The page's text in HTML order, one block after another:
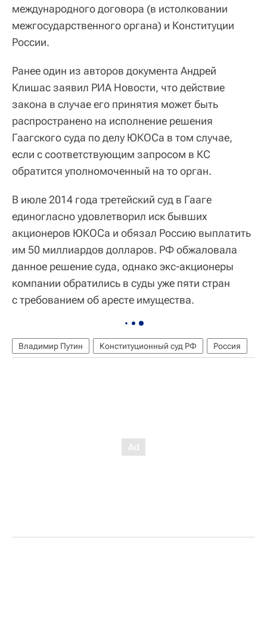
международного договора (в истолковании
межгосударственного органа) и Конституции
России.
Ранее один из авторов документа Андрей
Клишас заявил РИА Новости, что действие
закона в случае его принятия может быть
распространено на исполнение решения
Гаагского суда по делу ЮКОСа в том случае,
если с соответствующим запросом в КС
обратится уполномоченный на то орган.
В июле 2014 года третейский суд в Гааге
единогласно удовлетворил иск бывших
акционеров ЮКОСа и обязал Россию выплатить
им 50 миллиардов долларов. РФ обжаловала
данное решение суда, однако экс-акционеры
компании обратились в суды уже пяти стран
с требованием об аресте имущества.
Владимир Путин Конституционный суд РФ Россия